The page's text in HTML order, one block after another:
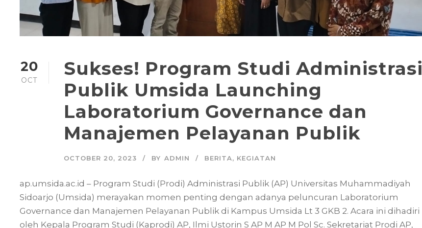
20
OCT
Sukses! Program Studi Administrasi
Publik Umsida Launching
Laboratorium Governance dan
Manajemen Pelayanan Publik
OCTOBER 20, 2023 BY ADMIN BERITA, KEGIATAN
ap.umsida.ac.id – Program Studi (Prodi) Administrasi Publik (AP) Universitas Muhammadiyah
Sidoarjo (Umsida) merayakan momen penting dengan adanya peluncuran Laboratorium
Governance dan Manajemen Pelayanan Publik di Kampus Umsida Lt 3 GKB 2. Acara ini dihadiri
oleh Kepala Program Studi (Kaprodi) AP, Ilmi Ustorin S AP M AP M Pol Sc. Sekretariat Prodi AP,